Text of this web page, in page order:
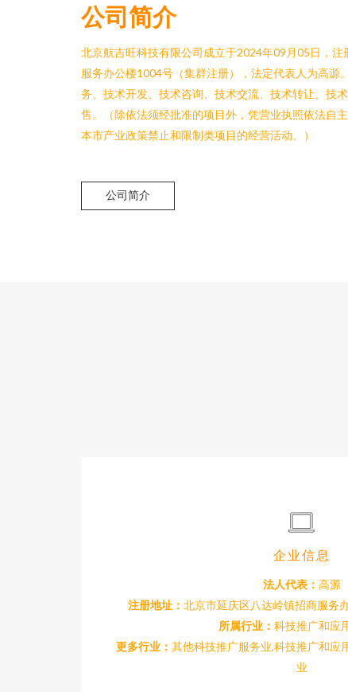
公司简介
北京航吉旺科技有限公司成立于2024年09月05日，
服务办公楼1004号（集群注册），法定代表人为高源
务、技术开发、技术咨询、技术交流、技术转让、技
售。（除依法须经批准的项目外，凭营业执照依法自
本市产业政策禁止和限制类项目的经营活动。）
公司简介
企业信息
法人代表： 高源
注册地址： 北京市延庆区八达岭镇招商服务
所属行业： 科技推广和应
更多行业： 其他科技推广服务业,科技推广和应
业